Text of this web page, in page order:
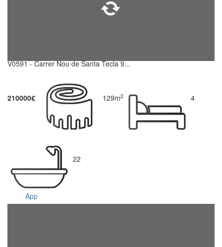
V0591 - Carrer Nou de Santa Tecla 9...
210000€ 129m2 4
22
App